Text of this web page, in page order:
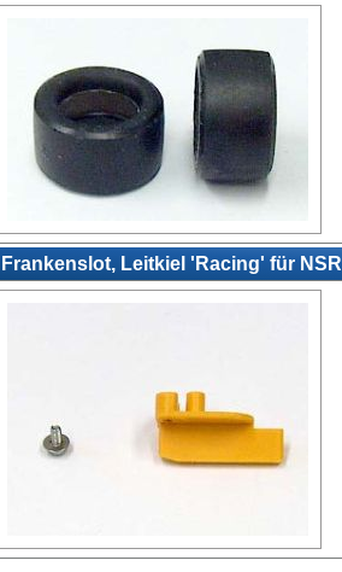
Frankenslot, Leitkiel 'Racing' für